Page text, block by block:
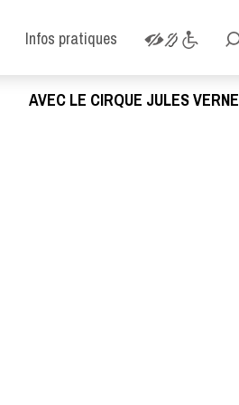
Infos pratiques
AVEC LE CIRQUE JULES VERNE